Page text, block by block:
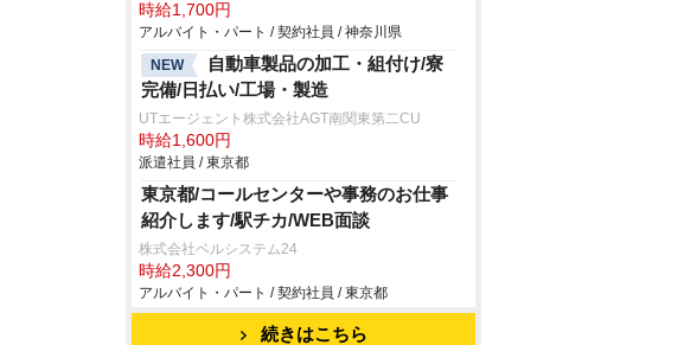
時給1,700円
アルバイト・パート / 契約社員 / 神奈川県
NEW
自動車製品の加工・組付け/寮
完備/日払い/工場・製造
UTエージェント株式会社AGT南関東第二CU
時給1,600円
派遣社員 / 東京都
東京都/コールセンターや事務のお仕事
紹介します/駅チカ/WEB面談
株式会社ベルシステム24
時給2,300円
アルバイト・パート / 契約社員 / 東京都
続きはこちら